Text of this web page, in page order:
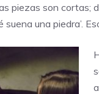
piezas son cortas;
suena una piedra’.